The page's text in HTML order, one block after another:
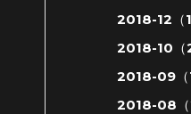
2018-12（1
2018-10（2
2018-09（1
2018-08（